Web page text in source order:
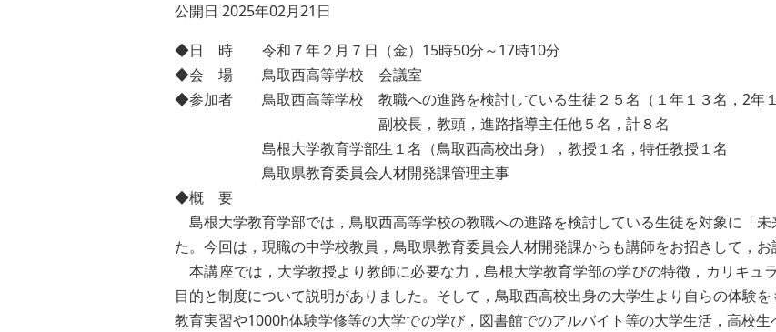
公開日 2025年02月21日
◆日 時 令和７年２月７日（金）15時50分～17時10分
◆会 場 鳥取西高等学校 会議室
◆参加者 鳥取西高等学校 教職への進路を検討している生徒２５名（１年１３名，2年１
副校長，教頭，進路指導主任他５名，計８名
島根大学教育学部生１名（鳥取西高校出身），教授１名，特任教授１名
鳥取県教育委員会人材開発課管理主事
◆概 要
島根大学教育学部では，鳥取西高等学校の教職への進路を検討している生徒を対象に「
た。今回は，現職の中学校教員，鳥取県教育委員会人材開発課からも講師をお招きして，お
本講座では，大学教授より教師に必要な力，島根大学教育学部の学びの特徴，カリキュ
目的と制度について説明がありました。そして，鳥取西高校出身の大学生より自らの体験
教育実習や1000h体験学修等の大学での学び，図書館でのアルバイト等の大学生活，高校